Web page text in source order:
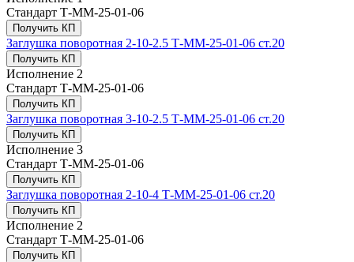
Стандарт Т-ММ-25-01-06
Получить КП
Заглушка поворотная 2-10-2.5 Т-ММ-25-01-06 ст.20
Получить КП
Исполнение 2
Стандарт Т-ММ-25-01-06
Получить КП
Заглушка поворотная 3-10-2.5 Т-ММ-25-01-06 ст.20
Получить КП
Исполнение 3
Стандарт Т-ММ-25-01-06
Получить КП
Заглушка поворотная 2-10-4 Т-ММ-25-01-06 ст.20
Получить КП
Исполнение 2
Стандарт Т-ММ-25-01-06
Получить КП